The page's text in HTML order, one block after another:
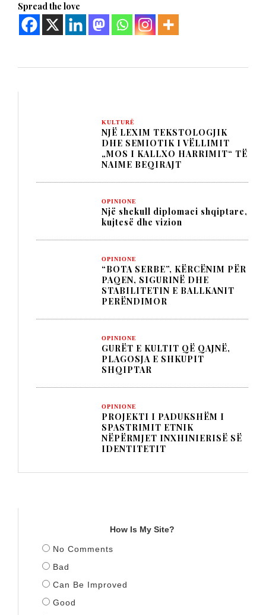
Spread the love
KULTURË
NJË LEXIM TEKSTOLOGJIK
DHE SEMIOTIK I VËLLIMIT
„MOS I KALLXO HARRIMIT“ TË
NAIME BEQIRAJT
OPINIONE
Një shekull diplomaci shqiptare,
kujtesë dhe vizion
OPINIONE
“BOTA SERBE”, KËRCËNIM PËR
PAQEN, SIGURINË DHE
STABILITETIN E BALLKANIT
PERËNDIMOR
OPINIONE
GURËT E KULTIT QË QAJNË,
PLAGOSJA E SHKUPIT
SHQIPTAR
OPINIONE
PROJEKTI I PADUKSHËM I
SPASTRIMIT ETNIK
NËPËRMJET INXHINIERISË SË
IDENTITETIT
How Is My Site?
No Comments
Bad
Can Be Improved
Good